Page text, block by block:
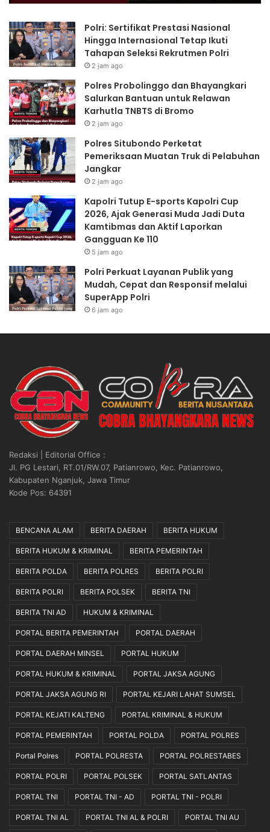
Polri: Sertifikat Prestasi Nasional
Hingga Internasional Tetap Ikuti
Tahapan Seleksi Rekrutmen Polri
2 jam ago
Polres Probolinggo dan Bhayangkari
Salurkan Bantuan untuk Relawan
Karhutla TNBTS di Bromo
2 jam ago
Polres Situbondo Perketat
Pemeriksaan Muatan Truk di Pelabuhan
Jangkar
2 jam ago
Kapolri Tutup E-sports Kapolri Cup
2026, Ajak Generasi Muda Jadi Duta
Kamtibmas dan Aktif Laporkan
Gangguan Ke 110
5 jam ago
Polri Perkuat Layanan Publik yang
Mudah, Cepat dan Responsif melalui
SuperApp Polri
6 jam ago
Redaksi | Editorial Office :
Jl. PG Lestari, RT.01/RW.07, Patianrowo, Kec. Patianrowo,
Kabupaten Nganjuk, Jawa Timur
Kode Pos: 64391
BENCANA ALAM BERITA DAERAH BERITA HUKUM
BERITA HUKUM & KRIMINAL BERITA PEMERINTAH
BERITA POLDA BERITA POLRES BERITA POLRI
BERITA POLRI BERITA POLSEK BERITA TNI
BERITA TNI AD HUKUM & KRIMINAL
PORTAL BERITA PEMERINTAH PORTAL DAERAH
PORTAL DAERAH MINSEL PORTAL HUKUM
PORTAL HUKUM & KRIMINAL PORTAL JAKSA AGUNG
PORTAL JAKSA AGUNG RI PORTAL KEJARI LAHAT SUMSEL
PORTAL KEJATI KALTENG PORTAL KRIMINAL & HUKUM
PORTAL PEMERINTAH PORTAL POLDA PORTAL POLRES
Portal Polres PORTAL POLRESTA PORTAL POLRESTABES
PORTAL POLRI PORTAL POLSEK PORTAL SATLANTAS
PORTAL TNI PORTAL TNI - AD PORTAL TNI - POLRI
PORTAL TNI AL PORTAL TNI AL & POLRI PORTAL TNI AU